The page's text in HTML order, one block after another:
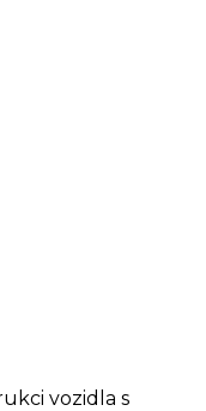
vozidla s